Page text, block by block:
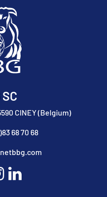
CINEY (Belgium)
68 70 68